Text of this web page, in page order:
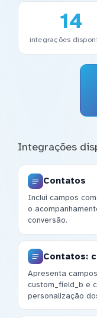
14
integrações
Integrações
Contatos
Inclui campos
o
conversão.
Contatos:
Apresenta
custom_field_b e
personalização